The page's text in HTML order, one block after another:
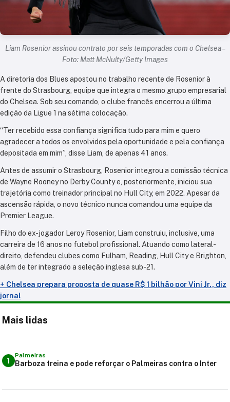
Liam Rosenior assinou contrato por seis temporadas com o Chelsea –
Foto: Matt McNulty/Getty Images
A diretoria dos Blues apostou no trabalho recente de Rosenior à
frente do Strasbourg, equipe que integra o mesmo grupo empresarial
do Chelsea. Sob seu comando, o clube francês encerrou a última
edição da Ligue 1 na sétima colocação.
“Ter recebido essa confiança significa tudo para mim e quero
agradecer a todos os envolvidos pela oportunidade e pela confiança
depositada em mim”, disse Liam, de apenas 41 anos.
Antes de assumir o Strasbourg, Rosenior integrou a comissão técnica
de Wayne Rooney no Derby County e, posteriormente, iniciou sua
trajetória como treinador principal no Hull City, em 2022. Apesar da
ascensão rápida, o novo técnico nunca comandou uma equipe da
Premier League.
Filho do ex-jogador Leroy Rosenior, Liam construiu, inclusive, uma
carreira de 16 anos no futebol profissional. Atuando como lateral-
direito, defendeu clubes como Fulham, Reading, Hull City e Brighton,
além de ter integrado a seleção inglesa sub-21.
+ Chelsea prepara proposta de quase R$ 1 bilhão por Vini Jr., diz
jornal
Mais lidas
1
Palmeiras
Barboza treina e pode reforçar o Palmeiras contra o Inter